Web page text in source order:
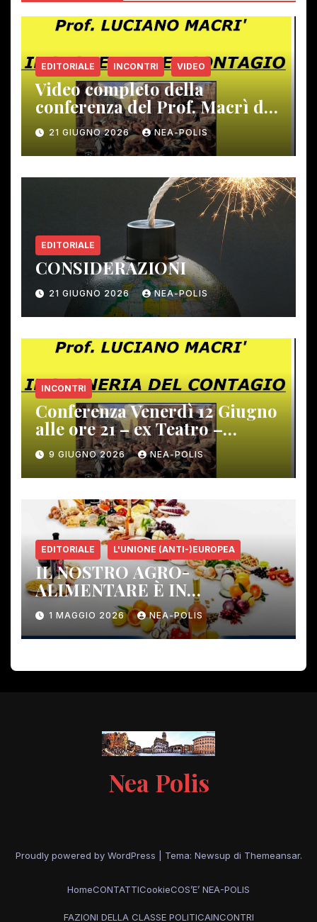
EDITORIALE INCONTRI VIDEO
Video completo della
conferenza del Prof. Macrì del
12 giugno scorso
21 GIUGNO 2026 NEA-POLIS
EDITORIALE
CONSIDERAZIONI
21 GIUGNO 2026 NEA-POLIS
INCONTRI
Conferenza Venerdì 12 Giugno
alle ore 21 – ex Teatro –
Gambassi Terme –
9 GIUGNO 2026 NEA-POLIS
EDITORIALE L'UNIONE (ANTI-)EUROPEA
IL NOSTRO AGRO-
ALIMENTARE È IN
PERICOLO!
1 MAGGIO 2026 NEA-POLIS
Nea Polis
Proudly powered by WordPress Tema: Newsup di Themeansar.
HomeCONTATTICookieCOS’E’ NEA-POLIS
FAZIONI DELLA CLASSE POLITICAINCONTRI